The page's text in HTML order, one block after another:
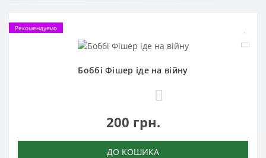
Рекомендуємо
Боббі Фішер іде на війну
200 грн.
ДО КОШИКА